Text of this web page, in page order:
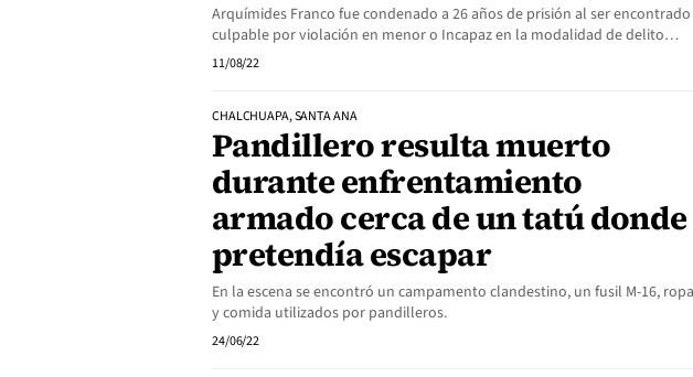
Arquímides Franco fue condenado a 26 años de prisión al ser encontrado
culpable por violación en menor o Incapaz en la modalidad de delito…
11/08/22
CHALCHUAPA, SANTA ANA
Pandillero resulta muerto
durante enfrentamiento
armado cerca de un tatú donde
pretendía escapar
En la escena se encontró un campamento clandestino, un fusil M-16, ropa
y comida utilizados por pandilleros.
24/06/22